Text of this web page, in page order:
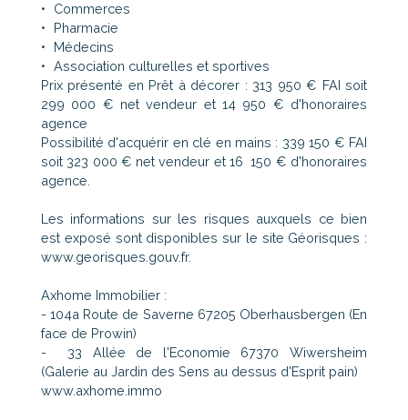
Commerces
Pharmacie
Médecins
Association culturelles et sportives
Prix présenté en Prêt à décorer : 313 950 € FAI soit
299 000 € net vendeur et 14 950 € d'honoraires
agence
Possibilité d'acquérir en clé en mains : 339 150 € FAI
soit 323 000 € net vendeur et 16 150 € d'honoraires
agence.
Les informations sur les risques auxquels ce bien
est exposé sont disponibles sur le site Géorisques :
www.georisques.gouv.fr.
Axhome Immobilier :
- 104a Route de Saverne 67205 Oberhausbergen (En
face de Prowin)
- 33 Allée de l'Economie 67370 Wiwersheim
(Galerie au Jardin des Sens au dessus d'Esprit pain)
www.axhome.immo